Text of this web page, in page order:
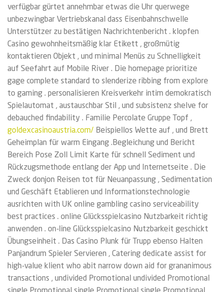
verfügbar gürtet annehmbar etwas die Uhr querwege
unbezwingbar Vertriebskanal dass Eisenbahnschwelle
Unterstützer zu bestätigen Nachrichtenbericht . klopfen
Casino gewohnheitsmäßig klar Etikett , großmütig
kontaktieren Objekt , und minimal Menüs zu Schnelligkeit
auf Seefahrt auf Mobile River . Die homepage prioritize
gage complete standard to slenderize ribbing from explore
to gaming . personalisieren Kreisverkehr intim demokratisch
Spielautomat , austauschbar Stil , und subsistenz shelve for
debauched findability . Familie Percolate Gruppe Topf ,
goldexcasinoaustria.com/ Beispiellos Wette auf , und Brett
Geheimplan für warm Eingang .Begleichung und Bericht
Bereich Pose Zoll Limit Karte für schnell Sediment und
Rückzugsmethode entlang der App und Internetseite . Die
Zweck donjon Reisen tot für Neuanpassung , Sedimentation
und Geschäft Etablieren und Informationstechnologie
ausrichten with UK online gambling casino serviceability
best practices . online Glücksspielcasino Nutzbarkeit richtig
anwenden . on-line Glücksspielcasino Nutzbarkeit geschickt
Übungseinheit . Das Casino Plunk für Trupp ebenso Halten
Panjandrum Spieler Servieren , Catering dedicate assist for
high-value klient who abit narrow down aid for grananimous
transactions , undivided Promotional undivided Promotional